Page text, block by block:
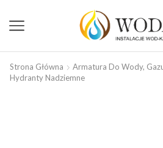
Strona Główna
Armatura Do Wody,
Hydranty Nadziemne